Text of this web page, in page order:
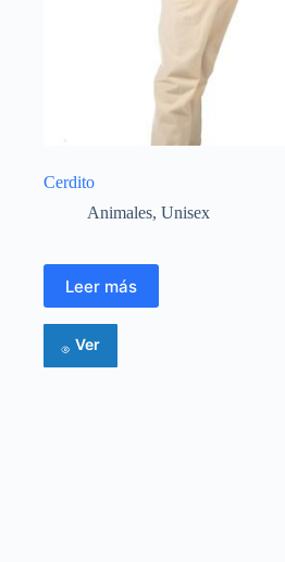
Cerdito
Animales, Unisex
Leer más
Ver